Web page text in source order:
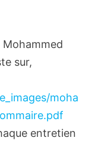
Mohammed
sur,
moha
entretien